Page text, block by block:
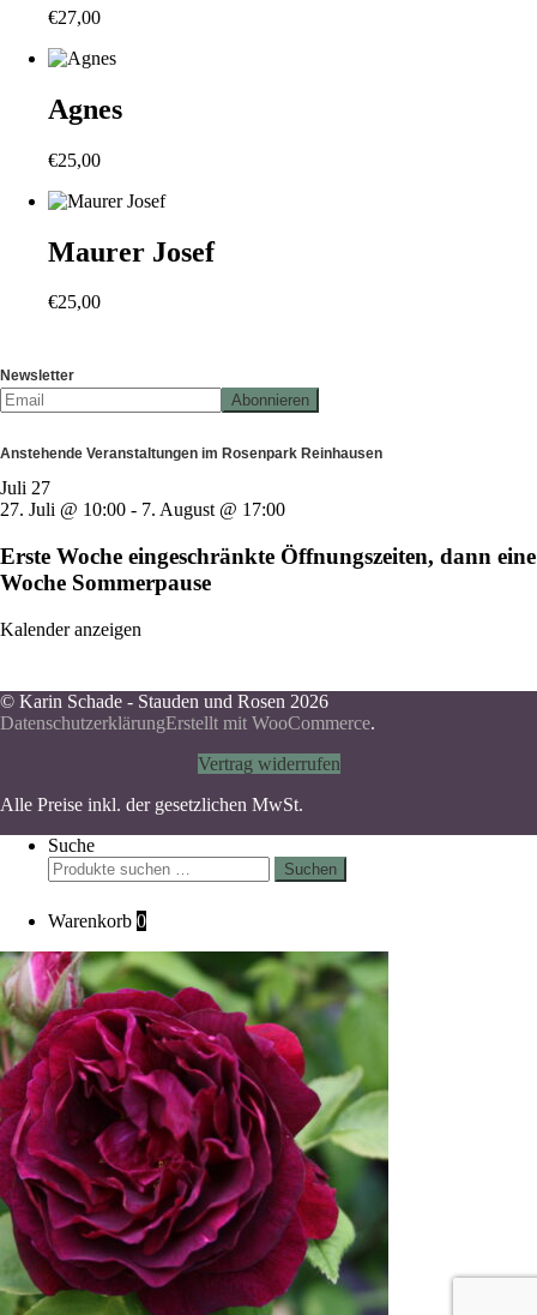
€27,00
Agnes
€25,00
Maurer Josef
€25,00
Newsletter
Anstehende Veranstaltungen im Rosenpark Reinhausen
Juli 27
27. Juli @ 10:00 - 7. August @ 17:00
Erste Woche eingeschränkte Öffnungszeiten, dann eine
Woche Sommerpause
Kalender anzeigen
© Karin Schade - Stauden und Rosen 2026
DatenschutzerklärungErstellt mit WooCommerce.
Vertrag widerrufen
Alle Preise inkl. der gesetzlichen MwSt.
Suche
Suchen
nach:
Suchen
Warenkorb 0